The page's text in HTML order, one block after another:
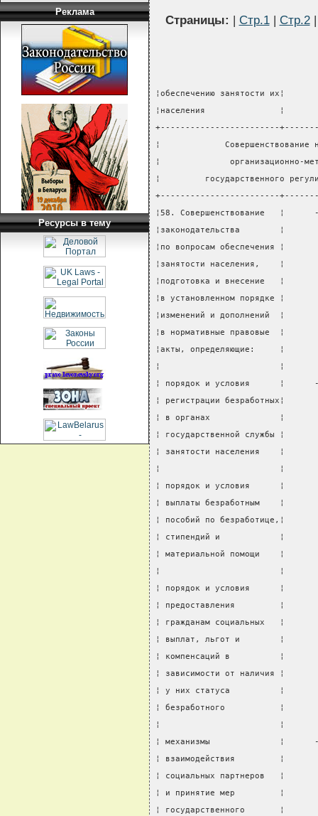
Реклама
Ресурсы в тему
Страницы: | Стр.1| Стр.2
¦обеспечению
¦населения               ¦
+------------------------
¦
¦              организационно-
¦         государственного
+------------------------
¦58.
¦законодательства
¦по вопросам
¦занятости населения,
¦подготовка и
¦в установленном
¦изменений и
¦в нормативные
¦акты, определяющие:
¦                        ¦
¦ порядок и условия      ¦
¦ регистрации
¦ в органах              ¦
¦ государственной
¦ занятости населения
¦                        ¦
¦ порядок и условия
¦ выплаты безработным
¦ пособий по
¦ стипендий и
¦ материальной помощи
¦                        ¦
¦ порядок и условия
¦ предоставления
¦ гражданам
¦ выплат, льгот и
¦ компенсаций в
¦ зависимости от
¦ у них статуса
¦ безработного
¦                        ¦
¦ механизмы              ¦
¦ взаимодействия
¦ социальных
¦ и принятие мер
¦ государственного